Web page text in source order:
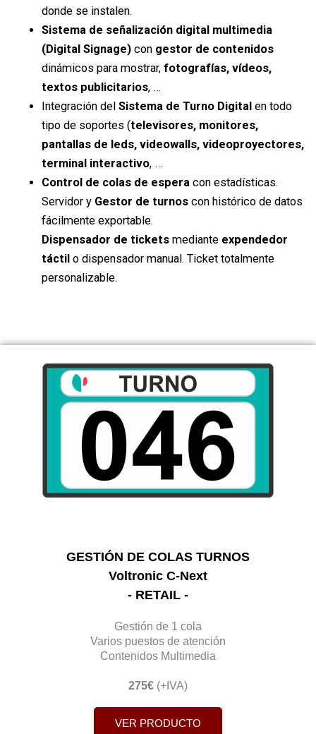
donde se instalen.
Sistema de señalización digital multimedia
(Digital Signage) con gestor de contenidos
dinámicos para mostrar,fotografías, vídeos,
textos publicitarios, …
Integración delSistema de Turno Digital en todo
tipo de soportes (televisores, monitores,
pantallas de leds, videowalls, videoproyectores,
terminal interactivo, …
Control de colas de esperacon estadísticas.
Servidor y Gestor de turnos con histórico de datos
fácilmente exportable.
Dispensador de tickets mediante expendedor
táctil o dispensador manual. Ticket totalmente
personalizable.
GESTIÓN DE COLAS TURNOS
Voltronic C-Next
- RETAIL -
Gestión de 1 cola
Varios puestos de atención
Contenidos Multimedia
275€ (+IVA)
VER PRODUCTO